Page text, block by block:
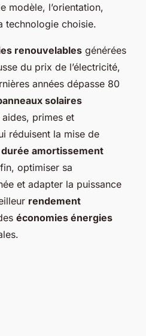
modèle, l’orientation,
technologie choisie.
renouvelables générées
du prix de l’électricité,
années dépasse 80
solaires
aides, primes et
réduisent la mise de
durée amortissement
optimiser sa
et adapter la puissance
rendement
économies énergies